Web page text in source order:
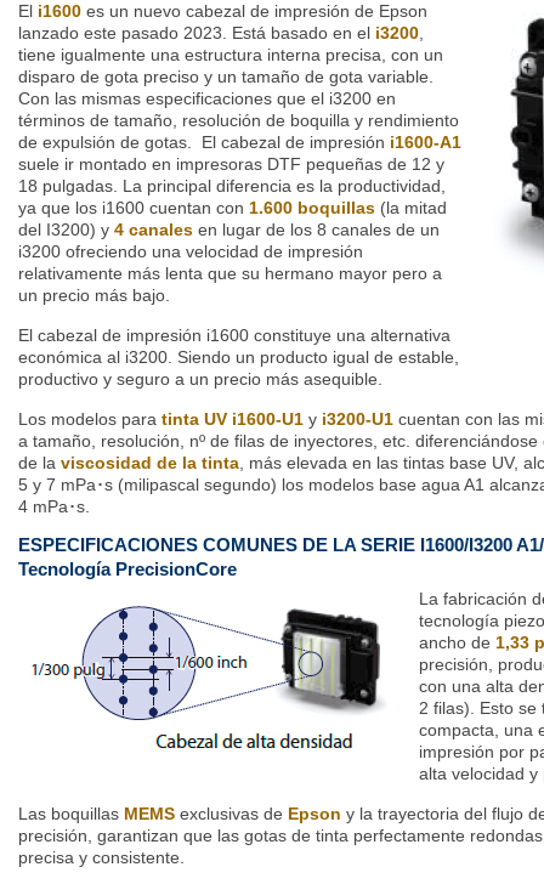
El i1600 es un nuevo cabezal de impresión de Epson
lanzado este pasado 2023. Está basado en el i3200,
tiene igualmente una estructura interna precisa, con un
disparo de gota preciso y un tamaño de gota variable.
Con las mismas especificaciones que el i3200 en
términos de tamaño, resolución de boquilla y rendimiento
de expulsión de gotas. El cabezal de impresión i1600-A1
suele ir montado en impresoras DTF pequeñas de 12 y
18 pulgadas. La principal diferencia es la productividad,
ya que los i1600 cuentan con 1.600 boquillas (la mitad
del I3200) y 4 canales en lugar de los 8 canales de un
i3200 ofreciendo una velocidad de impresión
relativamente más lenta que su hermano mayor pero a
un precio más bajo.
El cabezal de impresión i1600 constituye una alternativa
económica al i3200. Siendo un producto igual de estable,
productivo y seguro a un precio más asequible.
Los modelos para tinta UV i1600-U1 y i3200-U1 cuentan con las
a tamaño, resolución, nº de filas de inyectores, etc.
de la viscosidad de la tinta, más elevada en las tintas base UV,
5 y 7 mPa･s (milipascal segundo) los modelos base agua A1
4 mPa･s.
ESPECIFICACIONES COMUNES DE LA SERIE I1600/I3200
Tecnología PrecisionCore
La fabricación
tecnología
ancho de 1,33
precisión,
con una alta
2 filas). Esto se
compacta, una
impresión por
alta velocidad y
Las boquillas MEMS exclusivas de Epson y la trayectoria del flujo
precisión, garantizan que las gotas de tinta perfectamente
precisa y consistente.